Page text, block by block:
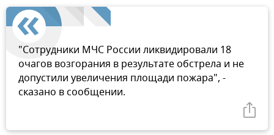
"Сотрудники МЧС России ликвидировали 18
очагов возгорания в результате обстрела и не
допустили увеличения площади пожара", -
сказано в сообщении.